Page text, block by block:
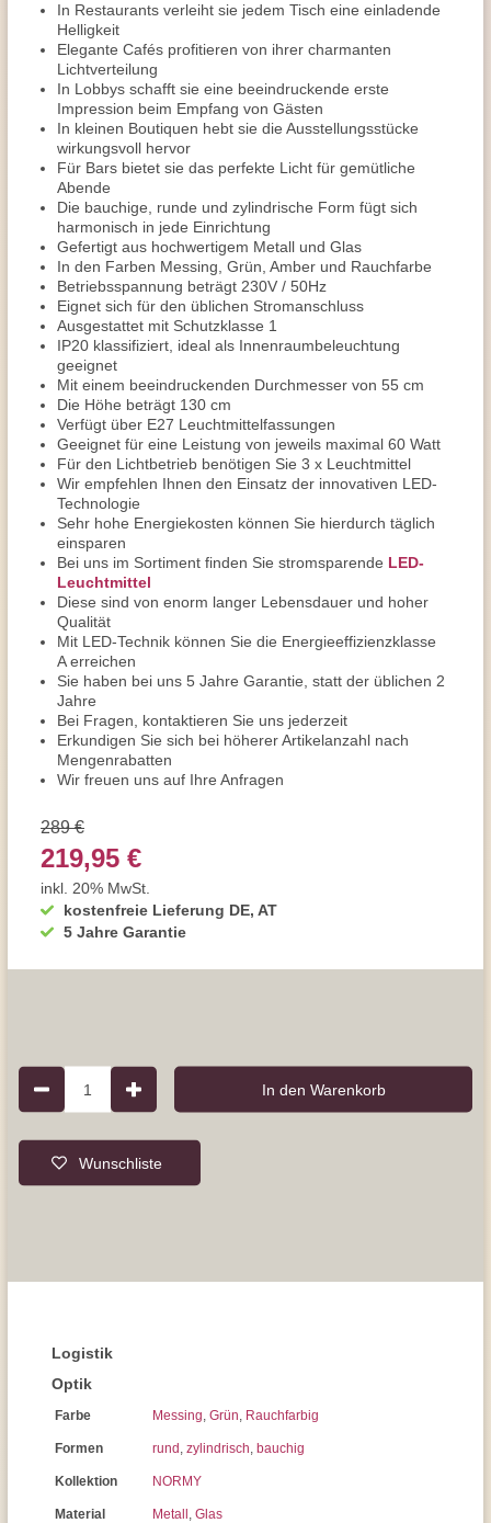
In Restaurants verleiht sie jedem Tisch eine einladende
Helligkeit
Elegante Cafés profitieren von ihrer charmanten
Lichtverteilung
In Lobbys schafft sie eine beeindruckende erste
Impression beim Empfang von Gästen
In kleinen Boutiquen hebt sie die Ausstellungsstücke
wirkungsvoll hervor
Für Bars bietet sie das perfekte Licht für gemütliche
Abende
Die bauchige, runde und zylindrische Form fügt sich
harmonisch in jede Einrichtung
Gefertigt aus hochwertigem Metall und Glas
In den Farben Messing, Grün, Amber und Rauchfarbe
Betriebsspannung beträgt 230V / 50Hz
Eignet sich für den üblichen Stromanschluss
Ausgestattet mit Schutzklasse 1
IP20 klassifiziert, ideal als Innenraumbeleuchtung
geeignet
Mit einem beeindruckenden Durchmesser von 55 cm
Die Höhe beträgt 130 cm
Verfügt über E27 Leuchtmittelfassungen
Geeignet für eine Leistung von jeweils maximal 60 Watt
Für den Lichtbetrieb benötigen Sie 3 x Leuchtmittel
Wir empfehlen Ihnen den Einsatz der innovativen LED-
Technologie
Sehr hohe Energiekosten können Sie hierdurch täglich
einsparen
Bei uns im Sortiment finden Sie stromsparende LED-
Leuchtmittel
Diese sind von enorm langer Lebensdauer und hoher
Qualität
Mit LED-Technik können Sie die Energieeffizienzklasse
A erreichen
Sie haben bei uns 5 Jahre Garantie, statt der üblichen 2
Jahre
Bei Fragen, kontaktieren Sie uns jederzeit
Erkundigen Sie sich bei höherer Artikelanzahl nach
Mengenrabatten
Wir freuen uns auf Ihre Anfragen
kostenfreie Lieferung DE, AT
5 Jahre Garantie
289 €
219,95 €
inkl. 20% MwSt.
1 In den Warenkorb
Wunschliste
Logistik
Optik
Farbe Messing, Grün, Rauchfarbig
Formen rund , zylindrisch, bauchig
Kollektion NORMY
Material Metall , Glas